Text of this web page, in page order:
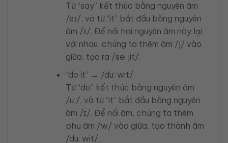
Từ “say” kết thúc bằng nguyên âm
/eɪ/, và từ “it” bắt đầu bằng nguyên
âm /ɪ/. Để nối hai nguyên âm này lại
với nhau, chúng ta thêm âm /j/ vào
giữa, tạo ra /sei jit/.
“do it” → /du: wit/
Từ “do” kết thúc bằng nguyên âm
/uː/, và từ “it” bắt đầu bằng nguyên
âm /ɪ/. Để nối âm, chúng ta thêm
phụ âm /w/ vào giữa, tạo thành âm
/du: wit/.